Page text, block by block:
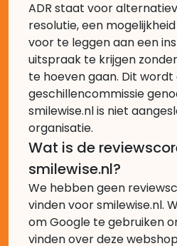
ADR staat voor
resolutie, een
voor te leggen aan een
uitspraak te krijgen
te hoeven gaan. Dit wordt
geschillencommissie
smilewise.nl is niet
organisatie.
Wat is de
smilewise.nl?
We hebben geen
vinden voor smilewise.nl.
om Google te gebruiken
vinden over deze